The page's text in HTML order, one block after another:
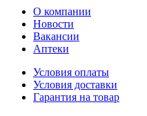
О компании
Новости
Вакансии
Аптеки
Условия оплаты
Условия доставки
Гарантия на товар